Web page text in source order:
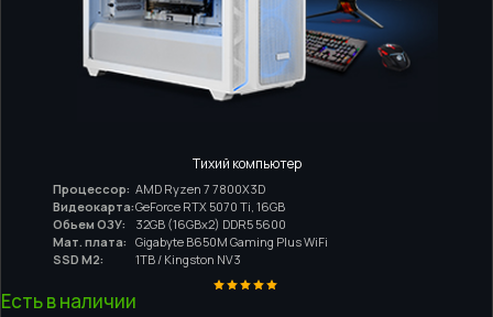
Тихий компьютер
Процессор: AMD Ryzen 7 7800X3D
Видеокарта:GeForce RTX 5070 Ti, 16GB
Обьем ОЗУ:
32GB (16GBx2) DDR5 5600
Мат. плата:
Gigabyte B650M Gaming Plus WiFi
SSD M2:
1TB / Kingston NV3
Есть в наличии